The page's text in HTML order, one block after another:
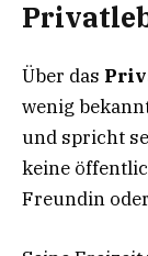
Über das
wenig
und spricht
keine
Freundin